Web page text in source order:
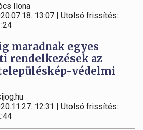
Ilona
13:07 | Utolsó frissítés:
maradnak egyes
rendelkezések az
védelmi
12:31 | Utolsó frissítés: